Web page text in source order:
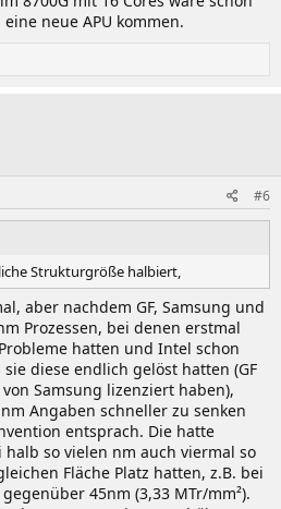
neue APU kommen.
#6
Strukturgröße halbiert,
aber nachdem GF, Samsung und
Prozessen, bei denen erstmal
hatten und Intel schon
diese endlich gelöst hatten (GF
Samsung lizenziert haben),
Angaben schneller zu senken
entsprach. Die hatte
so vielen nm auch viermal so
Fläche Platz hatten, z.B. bei
45nm (3,33 MTr/mm²).